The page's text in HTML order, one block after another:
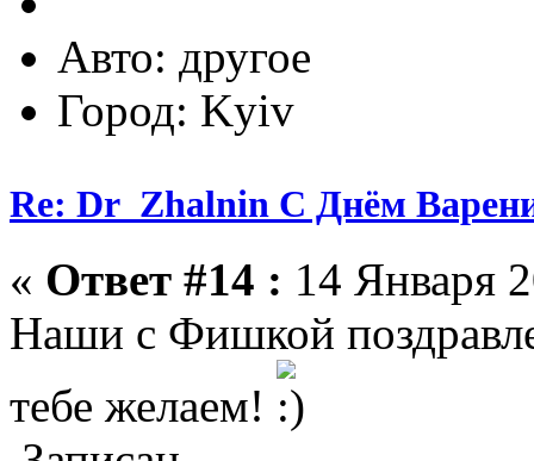
Авто: другое
Город: Kyiv
Re: Dr_Zhalnin С Днём
« Ответ #14 : 14 Января
Наши с Фишкой
тебе желаем!